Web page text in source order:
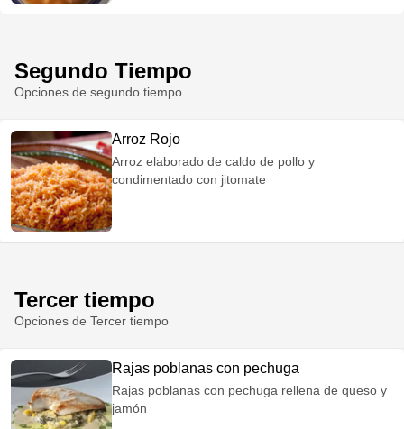
Segundo Tiempo
Opciones de segundo tiempo
Arroz Rojo
Arroz elaborado de caldo de pollo y
condimentado con jitomate
Tercer tiempo
Opciones de Tercer tiempo
Rajas poblanas con pechuga
Rajas poblanas con pechuga rellena de queso y
jamón